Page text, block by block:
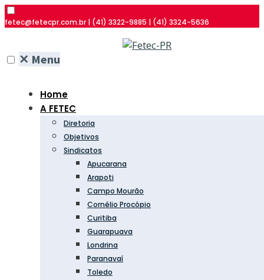
fetec@fetecpr.com.br | (41) 3322-9885 | (41) 3324-5636
✕ Menu
Home
A FETEC
Diretoria
Objetivos
Sindicatos
Apucarana
Arapoti
Campo Mourão
Cornélio Procópio
Curitiba
Guarapuava
Londrina
Paranavaí
Toledo